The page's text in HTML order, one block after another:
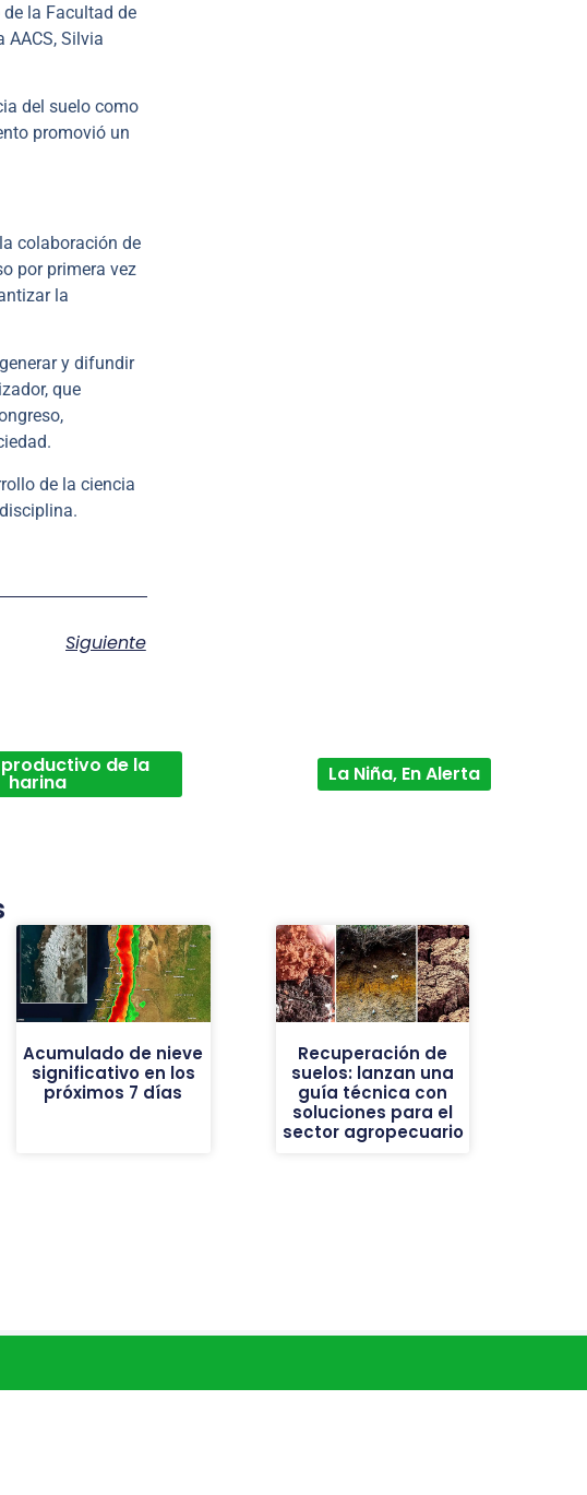
de la Facultad de
AACS, Silvia
del suelo como
promovió un
colaboración de
por primera vez
la
y difundir
que
de la ciencia
Siguiente
de la
harina La Niña, En Alerta
Acumulado de nieve
significativo en los
próximos 7 días
Recuperación de
suelos: lanzan una
guía técnica con
soluciones para el
sector agropecuario